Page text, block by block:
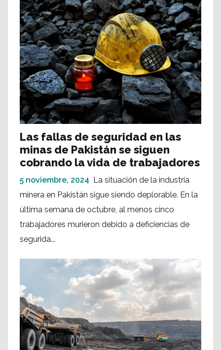
Las fallas de seguridad en las
minas de Pakistán se siguen
cobrando la vida de trabajadores
5 noviembre, 2024 La situación de la industria
minera en Pakistán sigue siendo deplorable. En la
última semana de octubre, al menos cinco
trabajadores murieron debido a deficiencias de
segurida...